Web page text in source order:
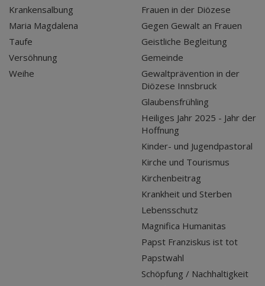
Krankensalbung
Maria Magdalena
Taufe
Versöhnung
Weihe
Frauen in der Diözese
Gegen Gewalt an Frauen
Geistliche Begleitung
Gemeinde
Gewaltprävention in der
Diözese Innsbruck
Glaubensfrühling
Heiliges Jahr 2025 - Jahr der
Hoffnung
Kinder- und Jugendpastoral
Kirche und Tourismus
Kirchenbeitrag
Krankheit und Sterben
Lebensschutz
Magnifica Humanitas
Papst Franziskus ist tot
Papstwahl
Schöpfung / Nachhaltigkeit